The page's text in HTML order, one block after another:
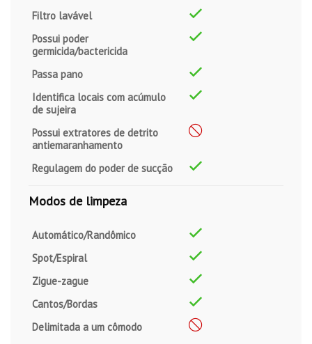
Filtro lavável
Possui poder
germicida/bactericida
Passa pano
Identifica locais com acúmulo
de sujeira
Possui extratores de detrito
antiemaranhamento
Regulagem do poder de sucção
Modos de limpeza
Automático/Randômico
Spot/Espiral
Zigue-zague
Cantos/Bordas
Delimitada a um cômodo